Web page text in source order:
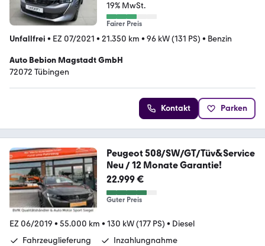
19% MwSt.
Fairer Preis
Unfallfrei • EZ 07/2021 • 21.350 km • 96 kW (131 PS) • Benzin
Auto Bebion Magstadt GmbH
72072 Tübingen
Kontakt Parken
Peugeot 508/SW/GT/Tüv&Service
Neu / 12 Monate Garantie!
22.999 €
Guter Preis
EZ 06/2019 • 55.000 km • 130 kW (177 PS) • Diesel
Fahrzeuglieferung
Inzahlungnahme